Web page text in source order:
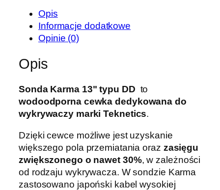
Opis
Informacje dodatkowe
Opinie (0)
Opis
Sonda Karma 13" typu DD to
wodoodporna cewka dedykowana do
wykrywaczy marki Teknetics.
Dzięki cewce możliwe jest uzyskanie
większego pola przemiatania oraz zasięgu
zwiększonego o nawet 30%, w zależności
od rodzaju wykrywacza. W sondzie Karma
zastosowano japoński kabel wysokiej